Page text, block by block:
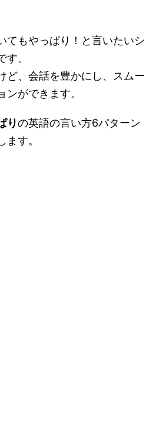
てもやっぱり！と言いたいシ
。
ど、会話を豊かにし、スムー
ンができます。
りの英語の言い方6パターン
ます。